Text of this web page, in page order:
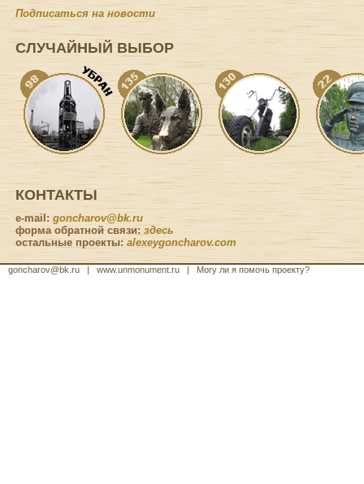
Подписаться на новости
СЛУЧАЙНЫЙ ВЫБОР
КОНТАКТЫ
e-mail: goncharov@bk.ru
форма обратной связи: здесь
остальные проекты:alexeygoncharov.com
goncharov@bk.ru | www.unmonument.ru | Могу ли я помочь проекту?